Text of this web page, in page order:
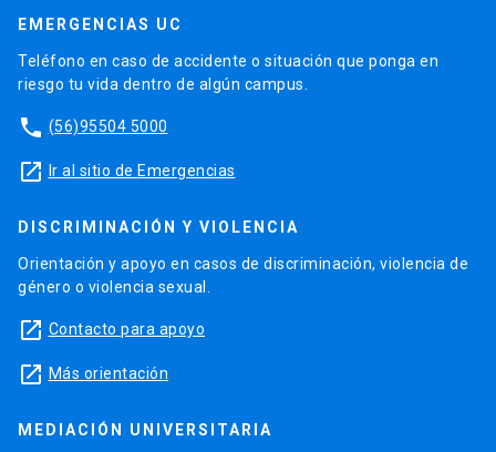
EMERGENCIAS UC
Teléfono en caso de accidente o situación que ponga en
riesgo tu vida dentro de algún campus.
phone (56)95504 5000
launch Ir al sitio de Emergencias
DISCRIMINACIÓN Y VIOLENCIA
Orientación y apoyo en casos de discriminación, violencia de
género o violencia sexual.
launch Contacto para apoyo
launch Más orientación
MEDIACIÓN UNIVERSITARIA